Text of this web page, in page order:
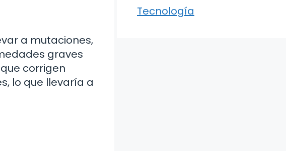
a mutaciones,
graves
corrigen
lo que llevaría a
Tecnología